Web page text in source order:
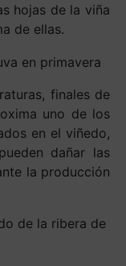
hojas de la viña
de ellas.
finales de
uno de los
en el viñedo,
dañar las
la producción